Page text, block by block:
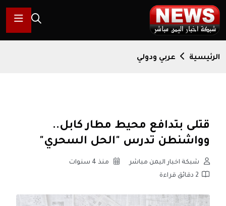
الرئيسية عربي ودولي
قتلى بتدافع محيط مطار كابل..
وواشنطن تدرس "الحل السحري"
شبكة اخبار اليمن مباشر
منذ 4 سنوات
2 دقائق قراءة